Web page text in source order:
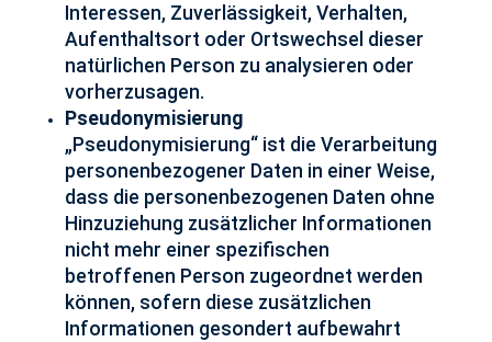
Interessen, Zuverlässigkeit, Verhalten,
Aufenthaltsort oder Ortswechsel dieser
natürlichen Person zu analysieren oder
vorherzusagen.
Pseudonymisierung
„Pseudonymisierung“ ist die Verarbeitung
personenbezogener Daten in einer Weise,
dass die personenbezogenen Daten ohne
Hinzuziehung zusätzlicher Informationen
nicht mehr einer spezifischen
betroffenen Person zugeordnet werden
können, sofern diese zusätzlichen
Informationen gesondert aufbewahrt